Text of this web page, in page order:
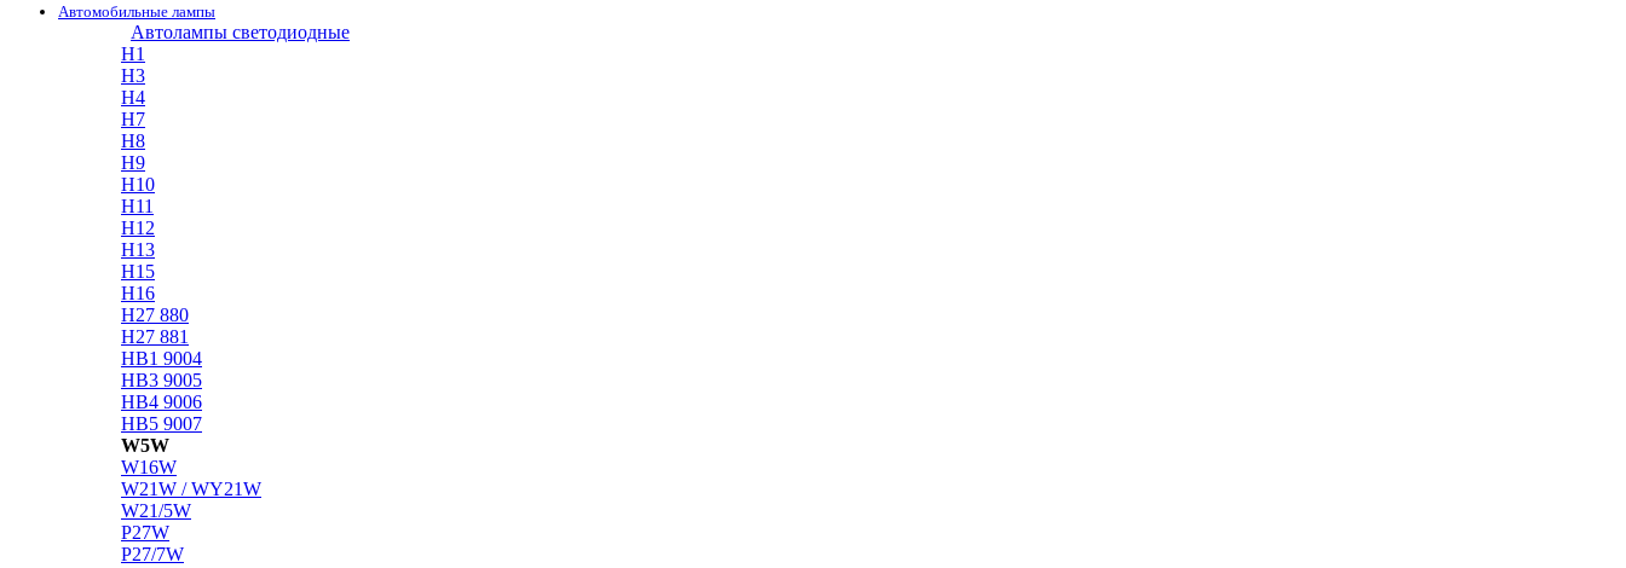
Автомобильные лампы
Автолампы светодиодные
H1
H3
H4
H7
H8
H9
H10
H11
H12
H13
H15
H16
H27 880
H27 881
HB1 9004
HB3 9005
HB4 9006
HB5 9007
W5W
W16W
W21W / WY21W
W21/5W
P27W
P27/7W